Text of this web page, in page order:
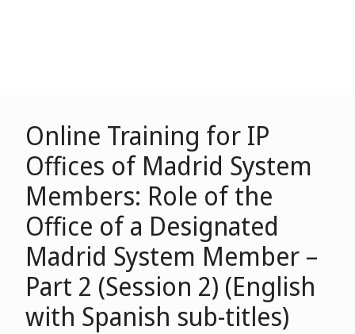
Online Training for IP
Offices of Madrid System
Members: Role of the
Office of a Designated
Madrid System Member –
Part 2 (Session 2) (English
with Spanish sub-titles)